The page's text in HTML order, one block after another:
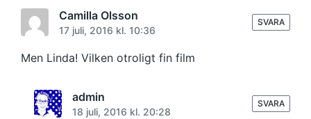
Camilla Olsson
17 juli, 2016 kl. 10:36
Men Linda! Vilken otroligt fin film
SVARA
admin
18 juli, 2016 kl. 20:28
SVARA